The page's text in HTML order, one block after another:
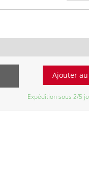
Expédition sous 2/5